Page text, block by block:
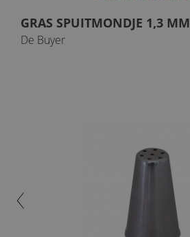
GRAS SPUITMONDJE 1,3 MM
De Buyer